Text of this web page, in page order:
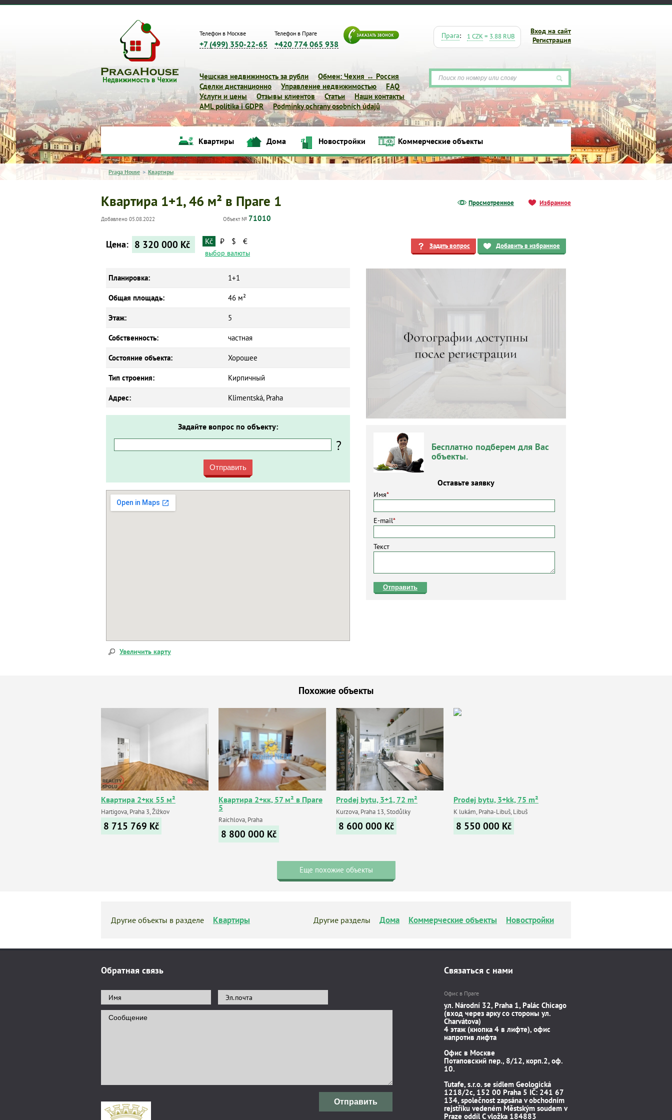
Телефон в Москве
+7 (499) 350-22-65
Телефон в Праге
+420 774 065 938
Вход на сайт
Регистрация
Прага: 1 CZK= 3.88 RUB
Чешская недвижимость за рубли
Обмен: Чехия ↔ Россия
Сделки дистанционно
Управление недвижимостью
FAQ
Услуги и цены
Отзывы клиентов Статьи
Наши контакты
AML politika i GDPR
Podmínky ochrany osobních údajů
Квартиры Дома Новостройки Коммерческие объекты
Квартиры Дома Новостройки Коммерческие объекты
Praga House > Квартиры
Просмотренное Избранное
Квартира 1+1, 46 м² в Праге 1
Добавлено 05.08.2022 Объект № 71010
Задать вопрос Добавить в избранное
Бесплатно подберем для Вас
объекты.
Оставьте заявку
Имя*
E-mail*
Текст
Отправить
Цена: 8 320 000 Kč Kč ₽ $ €
выбор валюты
Планировка: 1+1
Общая площадь: 46 м²
Этаж: 5
Собственность: частная
Состояние объекта: Хорошее
Тип строения: Кирпичный
Адрес: Klimentská, Praha
Задайте вопрос по объекту:
?
Отправить
Увеличить карту
Похожие объекты
Квартира 2+кк 55 м²
Hartigova, Praha 3, Žižkov
8 715 769 Kč
Квартира 2+кк, 57 м² в Праге
5
Raichlova, Praha
8 800 000 Kč
Prodej bytu, 3+1, 72 m²
Kurzova, Praha 13, Stodůlky
8 600 000 Kč
Prodej bytu, 3+kk, 75 m²
K lukám, Praha-Libuš, Libuš
8 550 000 Kč
Еще похожие объекты
Другие объекты в разделе Квартиры Другие разделы Дома Коммерческие объекты Новостройки
Обратная связь
Отправить
Связаться с нами
Офис в Праге
ул. Národní 32, Praha 1, Palác Chicago
(вход через арку со стороны ул.
Charvátova)
4 этаж (кнопка 4 в лифте), офис
напротив лифта
Офис в Москве
Потаповский пер., 8/12, корп.2, оф.
10.
Tutafe, s.r.o. se sídlem Geologická
1218/2c, 152 00 Praha 5 IČ: 241 67
134, společnost zapsána v obchodním
rejstříku vedeném Městským soudem v
Praze oddíl C vložka 184883